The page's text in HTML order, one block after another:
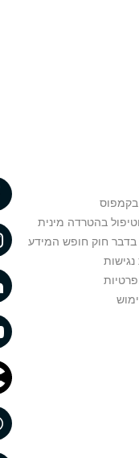
בקמפוס
בהטרדה מינית
בדבר חוק חופש המידע